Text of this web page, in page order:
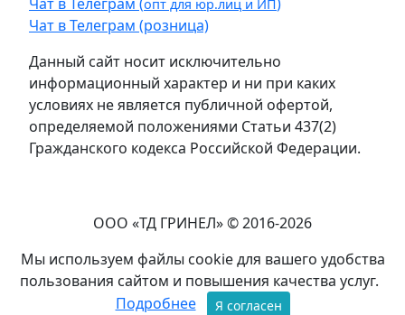
опт для юр.лиц и ИП
Чат в Телеграм (розница)
Данный сайт носит исключительно
информационный характер и ни при каких
условиях не является публичной офертой,
определяемой положениями Статьи 437(2)
Гражданского кодекса Российской Федерации.
ООО «ТД ГРИНЕЛ» © 2016-2026
Мы используем файлы cookie для вашего удобства
пользования сайтом и повышения качества услуг.
Подробнее
Я согласен